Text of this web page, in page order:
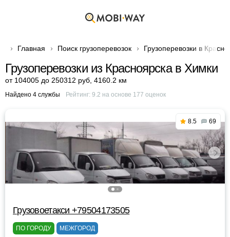
Главная Поиск грузоперевозок Грузоперевозки в
Грузоперевозки из Красноярска в Химки
от 104005 до 250312 руб 4160.2 км
Найдено 4 службы Рейтинг: 9.2 на основе 177 оценок
8.5 69
Грузовоетакси +79504173505
ПО ГОРОДУ МЕЖГОРОД